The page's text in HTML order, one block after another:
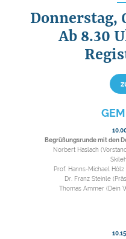
Donnerstag,
Ab 8.30
Begrüßungsrunde mit den
Norbert Haslach
Prof. Hanns-Michael
Dr. Franz Steinle
Thomas Ammer (Dein